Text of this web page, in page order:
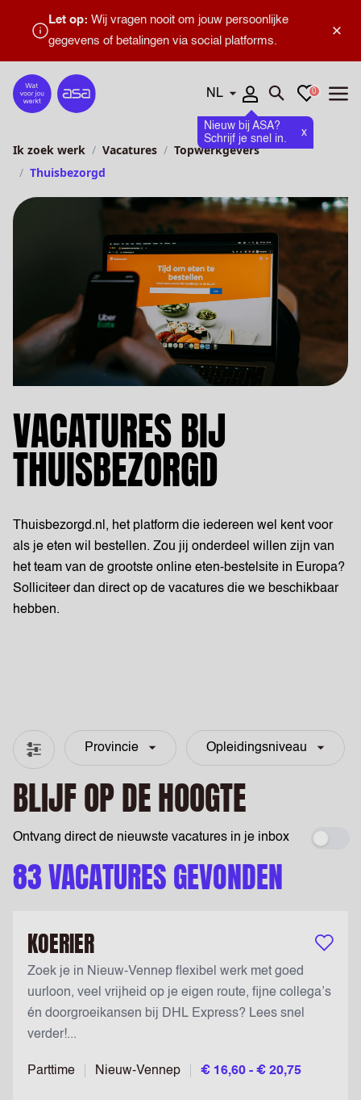
×
Let op: Wij vragen nooit om jouw persoonlijke
gegevens of betalingen via social platforms.
Home
Talen
Nieuw bij ASA?
Schrijf je snel in.
x
Zoeken openen
Favorieten
0
Ik zoek werk Vacatures
Topwerkgevers
Thuisbezorgd
VACATURES BIJ
THUISBEZORGD
Thuisbezorgd.nl, het platform die iedereen wel kent voor
als je eten wil bestellen. Zou jij onderdeel willen zijn van
het team van de grootste online eten-bestelsite in Europa?
Solliciteer dan direct op de vacatures die we beschikbaar
hebben.
Filter & zoeken
Provincie Opleidingsniveau
BLIJF OP DE HOOGTE
Ontvang direct de nieuwste vacatures in je inbox
83 VACATURES GEVONDEN
KOERIER Bewaar
Parttime Nieuw-Vennep € 16,60 - € 20,75
Zoek je in Nieuw-Vennep flexibel werk met goed
uurloon, veel vrijheid op je eigen route, fijne collega’s
én doorgroeikansen bij DHL Express? Lees snel
verder!...